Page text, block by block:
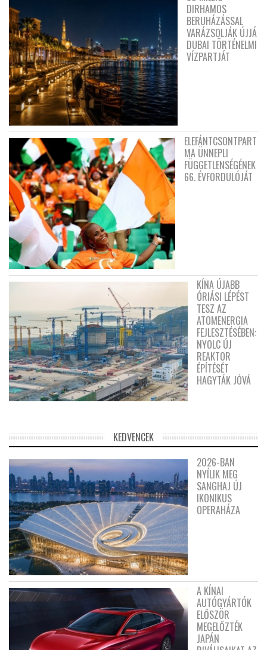
DIRHAMOS
BERUHÁZÁSSAL
VARÁZSOLJÁK ÚJJÁ
DUBAI TÖRTÉNELMI
VÍZPARTJÁT
ELEFÁNTCSONTPART
MA ÜNNEPLI
FÜGGETLENSÉGÉNEK
66. ÉVFORDULÓJÁT
KÍNA ÚJABB
ÓRIÁSI LÉPÉST
TESZ AZ
ATOMENERGIA
FEJLESZTÉSÉBEN:
NYOLC ÚJ
REAKTOR
ÉPÍTÉSÉT
HAGYTÁK JÓVÁ
KEDVENCEK
2026-BAN
NYÍLIK MEG
SANGHAJ ÚJ
IKONIKUS
OPERAHÁZA
A KÍNAI
AUTÓGYÁRTÓK
ELŐSZÖR
MEGELŐZTÉK
JAPÁN